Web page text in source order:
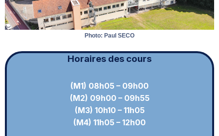
Photo: Paul SECO
Horaires des cours
(M1) 08h05 – 09h00
(M2) 09h00 – 09h55
(M3) 10h10 – 11h05
(M4) 11h05 – 12h00